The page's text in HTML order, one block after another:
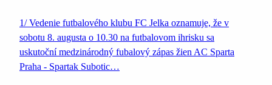
1/ Vedenie futbalového klubu FC Jelka oznamuje, že v
sobotu 8. augusta o 10.30 na futbalovom ihrisku sa
uskutoční medzinárodný fubalový zápas žien AC Sparta
Praha - Spartak Subotic…